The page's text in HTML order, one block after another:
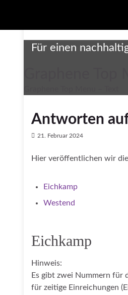
Umbau
Für einen
Antworten
21. Februar 2024
Hier veröffentlichen wir
Eichkamp
Westend
Eichkamp
Hinweis:
Es gibt zwei Nummern für
für zeitige Einreichungen